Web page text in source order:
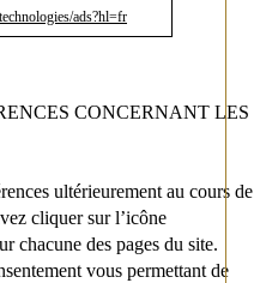
ads?hl=fr
CONCERNANT LES
ultérieurement au cours de
cliquer sur l’icône
chacune des pages du site.
vous permettant de